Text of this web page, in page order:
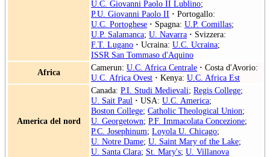
U.C. Giovanni Paolo II Lublino;
P.U. Giovanni Paolo II · Portogallo:
U.C. Portoghese · Spagna: U.P. Comillas;
U.P. Salamanca; U. Navarra · Svizzera:
F.T. Lugano · Ucraina: U.C. Ucraina;
ISSR San Tommaso d'Aquino
Africa
Camerun: U.C. Africa Centrale · Costa d'Avorio:
U.C. Africa Ovest · Kenya: U.C. Africa Est
America del nord
Canada: P.I. Studi Medievali; Regis College;
U. Sait Paul · USA: U.C. America;
Boston College; Catholic Theological Union;
U. Georgetown; P.F. Immacolata Concezione;
P.C. Josephinum; Loyola U. Chicago;
U. Notre Dame; U. Saint Mary of the Lake;
U. Santa Clara; St. Mary's; U. Villanova